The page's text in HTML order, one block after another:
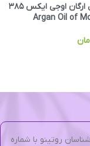
شامپو روغن ارگان اوجی ایکس ۳۸۵
روتینو با شماره